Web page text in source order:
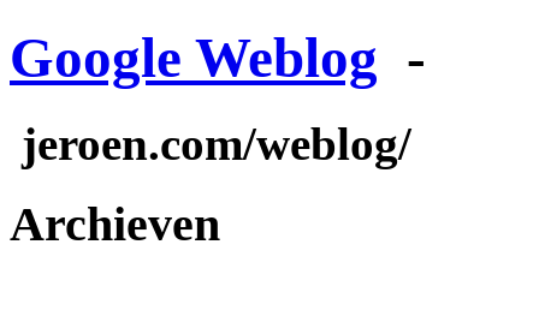
Google Weblog -
jeroen.com/weblog/
Archieven